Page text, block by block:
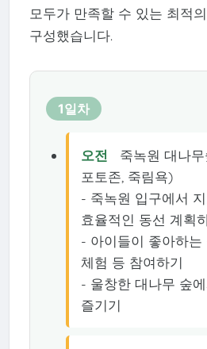
모두가 만족할 수 있는 최적
구성했습니다.
1일차
오전
죽녹원 대나
포토존, 죽림욕)
- 죽녹원 입구에서
효율적인 동선 계획
- 아이들이 좋아하는
체험 등 참여하기
- 울창한 대나무 숲
즐기기